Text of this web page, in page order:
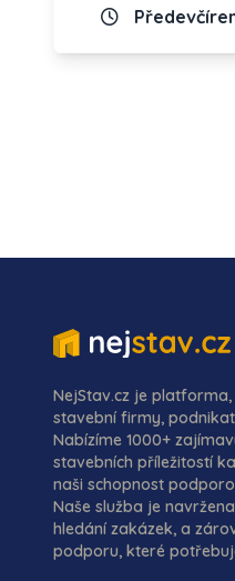
NejStav.cz je
stavební firmy,
Nabízíme 1000+
stavebních příležitostí
naši schopnost
Naše služba je
hledání zakázek, a
podporu, které